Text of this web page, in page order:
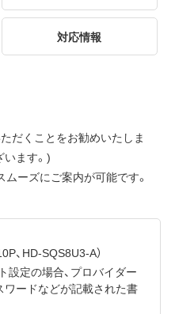
対応情報
だくことをお勧めいたしま
ます。)
ーズにご案内が可能です。
、HD-SQS8U3-A）
設定の場合、プロバイダー
ードなどが記載された書